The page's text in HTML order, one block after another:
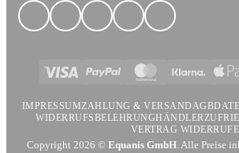
Visa PayPal MasterCardKlarna
IMPRESSUMZAHLUNG & VERSANDAGB
WIDERRUFSBELEHRUNGHÄNDLER
VERTRAG
Copyright 2026 © Equanis GmbH. Alle Preise